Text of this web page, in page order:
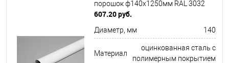
порошок ф140х1250мм RAL 3032
607.20 руб.
Диаметр, мм 140
Материал
оцинкованная сталь с
полимерным покрытием